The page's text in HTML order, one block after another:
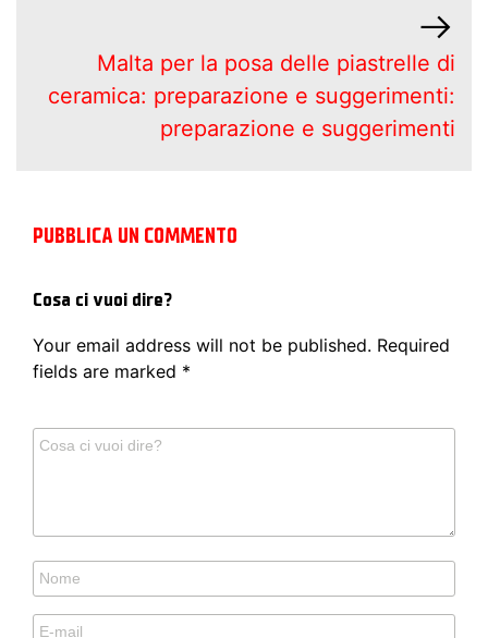
Malta per la posa delle piastrelle di
ceramica: preparazione e suggerimenti:
preparazione e suggerimenti
PUBBLICA UN COMMENTO
Cosa ci vuoi dire?
Your email address will not be published. Required
fields are marked *